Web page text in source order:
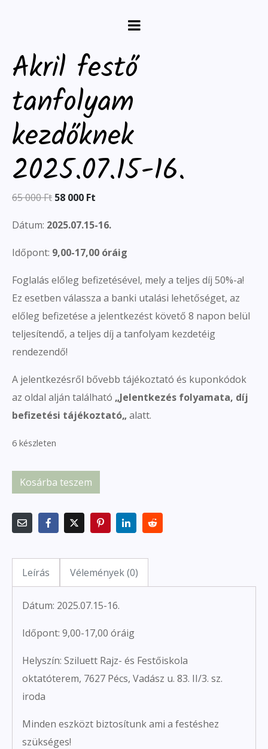
Akril festő
tanfolyam
kezdőknek
2025.07.15-16.
65 000Ft 58 000 Ft
Dátum: 2025.07.15-16.
Időpont: 9,00-17,00 óráig
Foglalás előleg befizetésével, mely a teljes díj 50%-a!
Ez esetben válassza a banki utalási lehetőséget, az
előleg befizetése a jelentkezést követő 8 napon belül
teljesítendő, a teljes díj a tanfolyam kezdetéig
rendezendő!
A jelentkezésről bővebb tájékoztató és kuponkódok
az oldal alján található „Jelentkezés folyamata, díj
befizetési tájékoztató„ alatt.
6 készleten
Kosárba teszem
Leírás Vélemények (0)
Dátum: 2025.07.15-16.
Időpont: 9,00-17,00 óráig
Helyszín: Sziluett Rajz- és Festőiskola
oktatóterem, 7627 Pécs, Vadász u. 83. II/3. sz.
iroda
Minden eszközt biztosítunk ami a festéshez
szükséges!